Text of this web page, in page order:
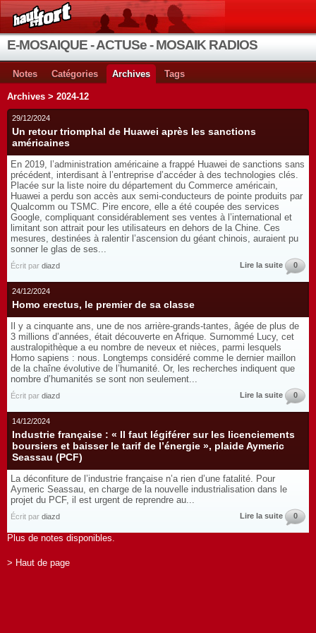
E-MOSAIQUE - ACTUSe - MOSAIK RADIOS
Notes Catégories Archives Tags
Archives > 2024-12
29/12/2024
Un retour triomphal de Huawei après les sanctions
américaines
En 2019, l’administration américaine a frappé Huawei de sanctions sans
précédent, interdisant à l’entreprise d’accéder à des technologies clés.
Placée sur la liste noire du département du Commerce américain,
Huawei a perdu son accès aux semi-conducteurs de pointe produits par
Qualcomm ou TSMC. Pire encore, elle a été coupée des services
Google, compliquant considérablement ses ventes à l’international et
limitant son attrait pour les utilisateurs en dehors de la Chine. Ces
mesures, destinées à ralentir l’ascension du géant chinois, auraient pu
sonner le glas de ses...
Écrit par diazd Lire la suite 0
24/12/2024
Homo erectus, le premier de sa classe
Il y a cinquante ans, une de nos arrière-grands-tantes, âgée de plus de
3 millions d’années, était découverte en Afrique. Surnommé Lucy, cet
australopithèque a eu nombre de neveux et nièces, parmi lesquels
Homo sapiens : nous. Longtemps considéré comme le dernier maillon
de la chaîne évolutive de l’humanité. Or, les recherches indiquent que
nombre d’humanités se sont non seulement...
Écrit par diazd Lire la suite 0
14/12/2024
Industrie française : « Il faut légiférer sur les licenciements
boursiers et baisser le tarif de l’énergie », plaide Aymeric
Seassau (PCF)
La déconfiture de l’industrie française n’a rien d’une fatalité. Pour
Aymeric Seassau, en charge de la nouvelle industrialisation dans le
projet du PCF, il est urgent de reprendre au...
Écrit par diazd Lire la suite 0
Plus de notes disponibles.
> Haut de page